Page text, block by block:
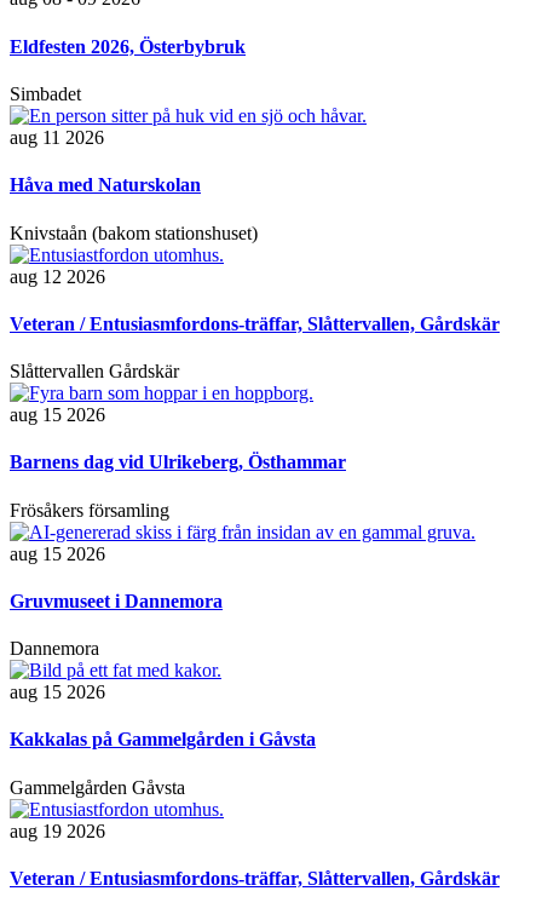
Eldfesten 2026, Österbybruk
Simbadet
aug 11 2026
Håva med Naturskolan
Knivstaån (bakom stationshuset)
aug 12 2026
Veteran / Entusiasmfordons-träffar, Slåttervallen, Gårdskär
Slåttervallen Gårdskär
aug 15 2026
Barnens dag vid Ulrikeberg, Östhammar
Frösåkers församling
aug 15 2026
Gruvmuseet i Dannemora
Dannemora
aug 15 2026
Kakkalas på Gammelgården i Gåvsta
Gammelgården Gåvsta
aug 19 2026
Veteran / Entusiasmfordons-träffar, Slåttervallen, Gårdskär